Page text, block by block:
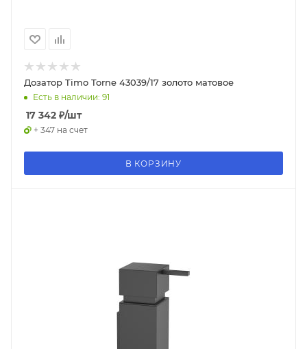
Дозатор Timo Torne 43039/17 золото матовое
Есть в наличии: 91
17 342 ₽/шт
+ 347 на счет
В КОРЗИНУ